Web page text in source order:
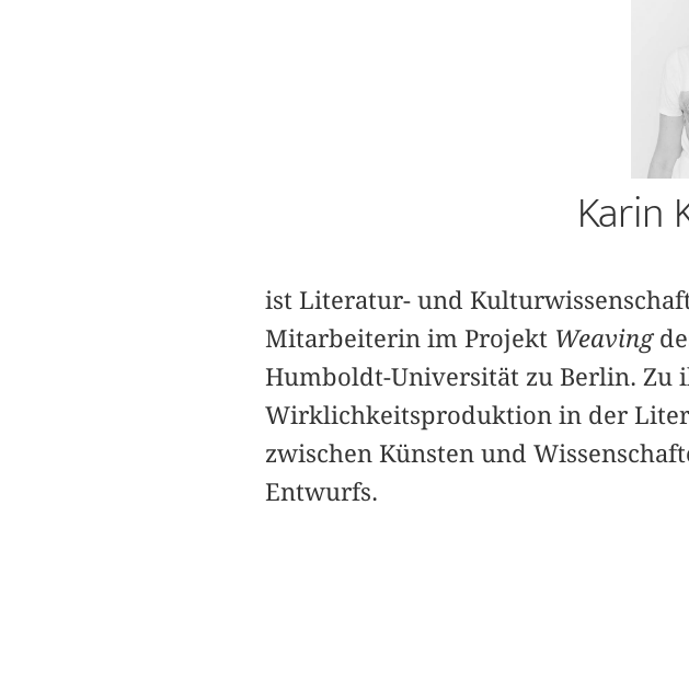
Karin
ist Literatur- und
Mitarbeiterin im Projekt Weaving
Humboldt-Universität zu Berlin. Zu
Wirklichkeitsproduktion in der
zwischen Künsten und
Entwurfs.